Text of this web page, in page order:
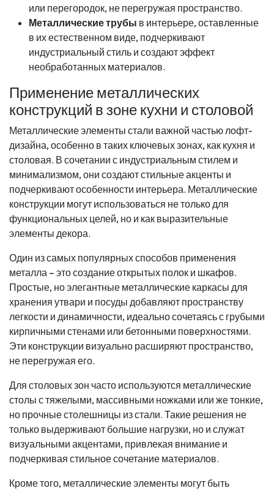
или перегородок, не перегружая пространство.
Металлические трубы в интерьере, оставленные
в их естественном виде, подчеркивают
индустриальный стиль и создают эффект
необработанных материалов.
Применение металлических
конструкций в зоне кухни и столовой
Металлические элементы стали важной частью лофт-
дизайна, особенно в таких ключевых зонах, как кухня и
столовая. В сочетании с индустриальным стилем и
минимализмом, они создают стильные акценты и
подчеркивают особенности интерьера. Металлические
конструкции могут использоваться не только для
функциональных целей, но и как выразительные
элементы декора.
Один из самых популярных способов применения
металла – это создание открытых полок и шкафов.
Простые, но элегантные металлические каркасы для
хранения утвари и посуды добавляют пространству
легкости и динамичности, идеально сочетаясь с грубыми
кирпичными стенами или бетонными поверхностями.
Эти конструкции визуально расширяют пространство,
не перегружая его.
Для столовых зон часто используются металлические
столы с тяжелыми, массивными ножками или же тонкие,
но прочные столешницы из стали. Такие решения не
только выдерживают большие нагрузки, но и служат
визуальными акцентами, привлекая внимание и
подчеркивая стильное сочетание материалов.
Кроме того, металлические элементы могут быть